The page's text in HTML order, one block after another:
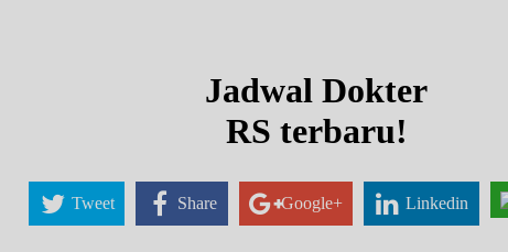
Jadwal Dokter
RS terbaru!
Tweet Share Google+ Linkedin